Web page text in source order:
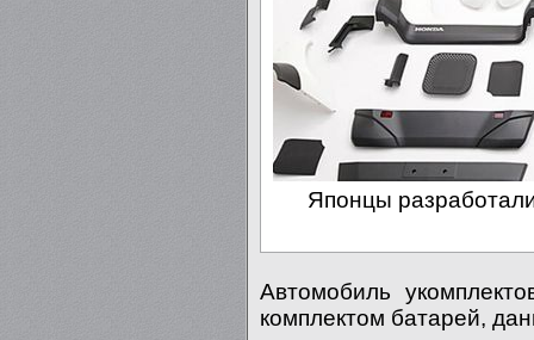
Японцы
Автомобиль
комплектом батарей,